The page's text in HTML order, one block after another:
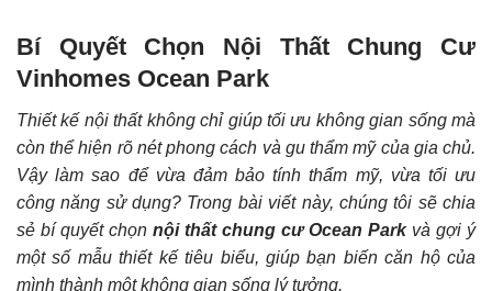
Bí Quyết Chọn Nội Thất Chung Cư
Vinhomes Ocean Park
Thiết kế nội thất không chỉ giúp tối ưu không gian sống mà
còn thể hiện rõ nét phong cách và gu thẩm mỹ của gia chủ.
Vậy làm sao để vừa đảm bảo tính thẩm mỹ, vừa tối ưu
công năng sử dụng? Trong bài viết này, chúng tôi sẽ chia
sẻ bí quyết chọn nội thất chung cư Ocean Parkvà gợi ý
một số mẫu thiết kế tiêu biểu, giúp bạn biến căn hộ của
mình thành một không gian sống lý tưởng.